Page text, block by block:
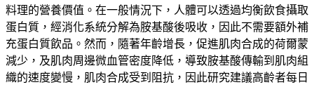
料理的營養價值。在一般情況下，人體可以透過均衡飲食攝取
蛋白質，經消化系統分解為胺基酸後吸收，因此不需要額外補
充蛋白質飲品。然而，隨著年齡增長，促進肌肉合成的荷爾蒙
減少，及肌肉周邊微血管密度降低，導致胺基酸傳輸到肌肉組
織的速度變慢，肌肉合成受到阻抗，因此研究建議高齡者每日